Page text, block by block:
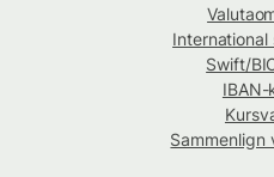
Swift/
Sammenlign